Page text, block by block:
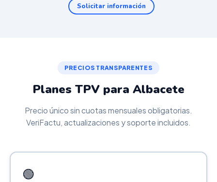
Solicitar información
PRECIOS TRANSPARENTES
Planes TPV para Albacete
Precio único sin cuotas mensuales obligatorias.
VeriFactu, actualizaciones y soporte incluidos.
🟢